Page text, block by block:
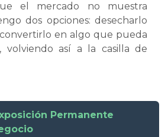
el mercado no muestra
dos opciones: desecharlo
en algo que pueda
volviendo así a la casilla de
Permanente